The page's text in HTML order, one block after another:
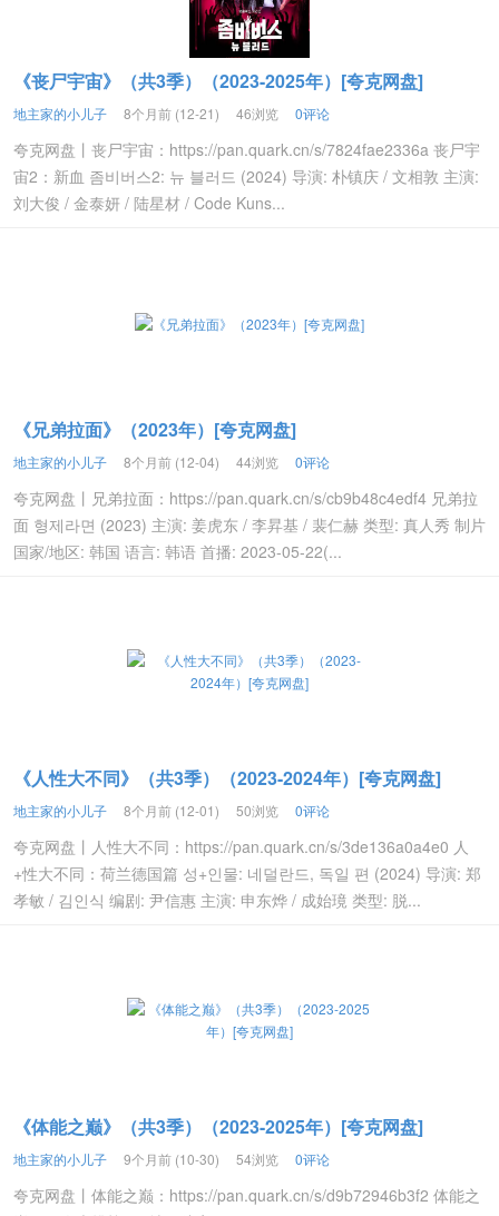
《丧尸宇宙》（共3季）（2023-2025年）[夸克网盘]
地主家的小儿子 8个月前 (12-21) 46浏览 0评论
夸克网盘丨丧尸宇宙：https://pan.quark.cn/s/7824fae2336a 丧尸宇
宙2：新血 좀비버스2: 뉴 블러드 (2024) 导演: 朴镇庆 / 文相敦 主演:
刘大俊 / 金泰妍 / 陆星材 / Code Kuns...
《兄弟拉面》（2023年）[夸克网盘]
地主家的小儿子 8个月前 (12-04) 44浏览 0评论
夸克网盘丨兄弟拉面：https://pan.quark.cn/s/cb9b48c4edf4 兄弟拉
面 형제라면 (2023) 主演: 姜虎东 / 李昇基 / 裴仁赫 类型: 真人秀 制片
国家/地区: 韩国 语言: 韩语 首播: 2023-05-22(...
《人性大不同》（共3季）（2023-2024年）[夸克网盘]
地主家的小儿子 8个月前 (12-01) 50浏览 0评论
夸克网盘丨人性大不同：https://pan.quark.cn/s/3de136a0a4e0 人
+性大不同：荷兰德国篇 성+인물: 네덜란드, 독일 편 (2024) 导演: 郑
孝敏 / 김인식 编剧: 尹信惠 主演: 申东烨 / 成始璄 类型: 脱...
《体能之巅》（共3季）（2023-2025年）[夸克网盘]
地主家的小儿子 9个月前 (10-30) 54浏览 0评论
夸克网盘丨体能之巅：https://pan.quark.cn/s/d9b72946b3f2 体能之